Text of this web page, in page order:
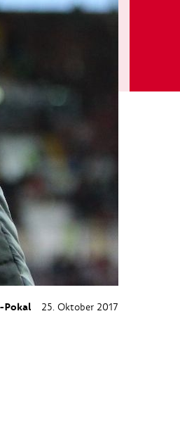
Pokal 25. Oktober 2017